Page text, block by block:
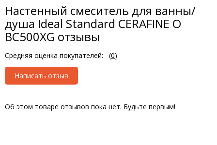
Настенный смеситель для ванны/
душа Ideal Standard CERAFINE O
BC500XG отзывы
Средняя оценка покупателей: (0)
Написать отзыв
Об этом товаре отзывов пока нет. Будьте первым!